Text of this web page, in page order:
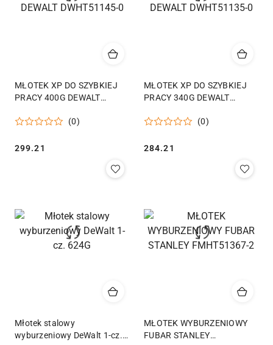
MŁOTEK XP DO SZYBKIEJ
PRACY 400G DEWALT
(0)
Cena:
299.21
MŁOTEK XP DO SZYBKIEJ
PRACY 340G DEWALT
(0)
Cena:
284.21
Młotek stalowy
wyburzeniowy DeWalt 1-cz.
MŁOTEK WYBURZENIOWY
FUBAR STANLEY